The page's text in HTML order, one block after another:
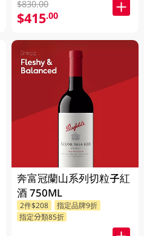
$830.00
$415.00
奔富冠蘭山系列切粒子紅
酒 750ML
2件$208
指定品牌9折
指定分類85折